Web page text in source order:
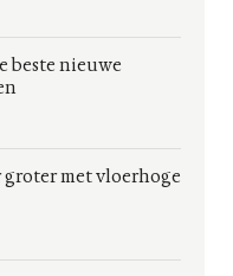
beste nieuwe
groter met vloerhoge